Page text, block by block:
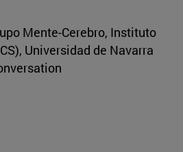
Mente-Cerebro, Instituto
Universidad de Navarra